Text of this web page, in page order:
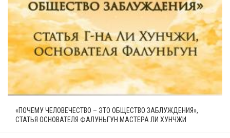
«ПОЧЕМУ ЧЕЛОВЕЧЕСТВО – ЭТО ОБЩЕСТВО ЗАБЛУЖДЕНИЯ»,
СТАТЬЯ ОСНОВАТЕЛЯ ФАЛУНЬГУН МАСТЕРА ЛИ ХУНЧЖИ